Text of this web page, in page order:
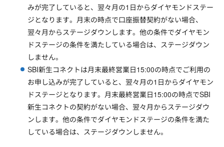
みが完了していると、翌々月の1日からダイヤモンドステー
ジとなります。月末の時点で口座振替契約がない場合、
翌々月からステージダウンします。他の条件でダイヤモン
ドステージの条件を満たしている場合は、ステージダウン
しません。
SBI新生コネクトは月末最終営業日15:00の時点でご利用の
お申し込みが完了していると、翌々月の1日からダイヤモン
ドステージとなります。月末最終営業日15:00の時点でSBI
新生コネクトの契約がない場合、翌々月からステージダウ
ンします。他の条件でダイヤモンドステージの条件を満た
している場合は、ステージダウンしません。